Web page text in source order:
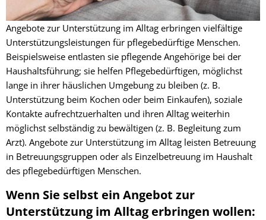
Bachelor of Arts
Praktikum
Vergaben
Öffentliche Bekanntmachungen
Bankverbindungen
Leitbild der Kreisverwaltung
Kreishaus & Fritz von Wille
E-Rechnungen
Kommunalwahl 2024
Radverkehr
LEADER
Über uns
Orange
Zu Hause
Angebote
Pflege
Wohnen im
Ehrenamtliche Vormundschaft
Kulturpreis des Landkreises
Angebote zur Unterstützung im Alltag erbringen vielfältige
Unterstützungsleistungen für pflegebedürftige Menschen.
Beispielsweise entlasten sie pflegende Angehörige bei der
Haushaltsführung; sie helfen Pflegebedürftigen, möglichst
lange in ihrer häuslichen Umgebung zu bleiben (z. B.
Unterstützung beim Kochen oder beim Einkaufen), soziale
Kontakte aufrechtzuerhalten und ihren Alltag weiterhin
möglichst selbständig zu bewältigen (z. B. Begleitung zum
Arzt). Angebote zur Unterstützung im Alltag leisten Betreuung
in Betreuungsgruppen oder als Einzelbetreuung im Haushalt
des pflegebedürftigen Menschen.
Wenn Sie selbst ein Angebot zur
Unterstützung im Alltag erbringen wollen: